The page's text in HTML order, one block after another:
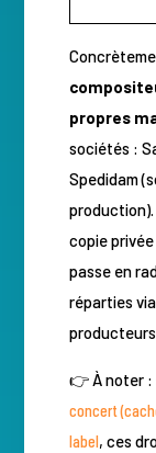
propres
sociétés :
Spedidam
copie
passe en
réparties
👉 À noter :
concert
label, ces